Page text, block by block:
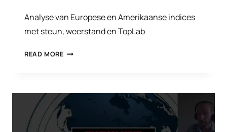
Analyse van Europese en Amerikaanse indices
met steun, weerstand en TopLab
READ MOREOM
DE
BEURS
SEPTEMBER